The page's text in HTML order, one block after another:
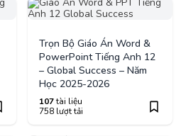
Trọn Bộ Giáo Án Word &
PowerPoint Tiếng Anh 12
– Global Success – Năm
Học 2025-2026
107tài liệu
758 lượt tải